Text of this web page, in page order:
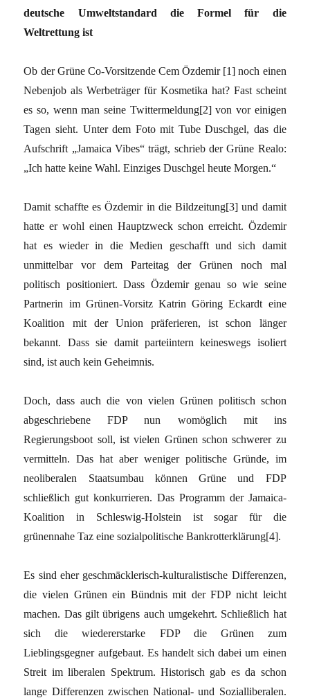
deutsche Umweltstandard die Formel für die
Weltrettung ist
Ob der Grüne Co-Vorsitzende Cem Özdemir [1] noch einen
Nebenjob als Werbeträger für Kosmetika hat? Fast scheint
es so, wenn man seine Twittermeldung[2] von vor einigen
Tagen sieht. Unter dem Foto mit Tube Duschgel, das die
Aufschrift „Jamaica Vibes“ trägt, schrieb der Grüne Realo:
„Ich hatte keine Wahl. Einziges Duschgel heute Morgen.“
Damit schaffte es Özdemir in die Bildzeitung[3] und damit
hatte er wohl einen Hauptzweck schon erreicht. Özdemir
hat es wieder in die Medien geschafft und sich damit
unmittelbar vor dem Parteitag der Grünen noch mal
politisch positioniert. Dass Özdemir genau so wie seine
Partnerin im Grünen-Vorsitz Katrin Göring Eckardt eine
Koalition mit der Union präferieren, ist schon länger
bekannt. Dass sie damit parteiintern keineswegs isoliert
sind, ist auch kein Geheimnis.
Doch, dass auch die von vielen Grünen politisch schon
abgeschriebene FDP nun womöglich mit ins
Regierungsboot soll, ist vielen Grünen schon schwerer zu
vermitteln. Das hat aber weniger politische Gründe, im
neoliberalen Staatsumbau können Grüne und FDP
schließlich gut konkurrieren. Das Programm der Jamaica-
Koalition in Schleswig-Holstein ist sogar für die
grünennahe Taz eine sozialpolitische Bankrotterklärung[4].
Es sind eher geschmäcklerisch-kulturalistische Differenzen,
die vielen Grünen ein Bündnis mit der FDP nicht leicht
machen. Das gilt übrigens auch umgekehrt. Schließlich hat
sich die wiedererstarke FDP die Grünen zum
Lieblingsgegner aufgebaut. Es handelt sich dabei um einen
Streit im liberalen Spektrum. Historisch gab es da schon
lange Differenzen zwischen National- und Sozialliberalen.